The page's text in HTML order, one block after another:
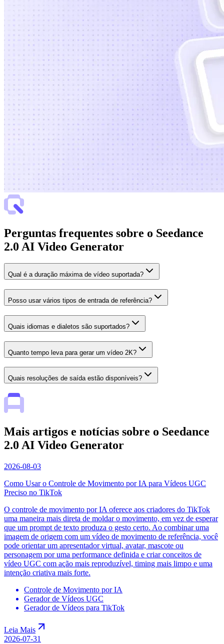
Perguntas frequentes sobre o Seedance
2.0 AI Video Generator
Qual é a duração máxima de vídeo suportada?
Posso usar vários tipos de entrada de referência?
Quais idiomas e dialetos são suportados?
Quanto tempo leva para gerar um vídeo 2K?
Quais resoluções de saída estão disponíveis?
Mais artigos e notícias sobre o Seedance
2.0 AI Video Generator
2026-08-03
Como Usar o Controle de Movimento por IA para Vídeos UGC
Preciso no TikTok
O controle de movimento por IA oferece aos criadores do TikTok
uma maneira mais direta de moldar o movimento, em vez de esperar
que um prompt de texto produza o gesto certo. Ao combinar uma
imagem de origem com um vídeo de movimento de referência, você
pode orientar um apresentador virtual, avatar, mascote ou
personagem por uma performance definida e criar conceitos de
vídeo UGC com ação mais reproduzível, timing mais limpo e uma
intenção criativa mais forte.
Controle de Movimento por IA
Gerador de Vídeos UGC
Gerador de Vídeos para TikTok
Leia Mais
2026-07-31